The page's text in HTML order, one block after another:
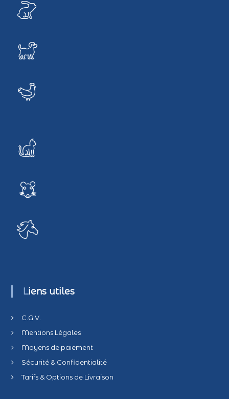
Liens utiles
C.G.V.
Mentions Légales
Moyens de paiement
Sécurité & Confidentialité
Tarifs & Options de Livraison